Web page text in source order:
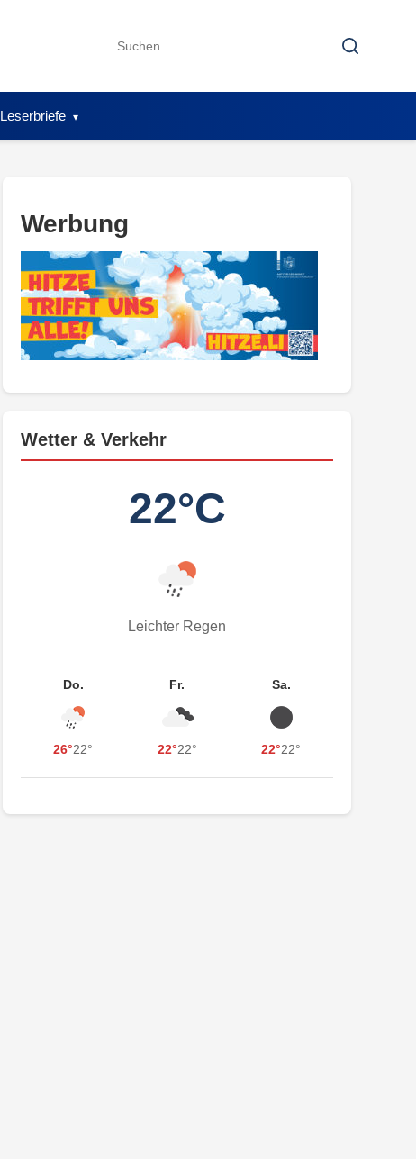
Search
Search
Leserbriefe
Werbung
Wetter & Verkehr
22°C
Leichter Regen
Do.
26°22°
Fr.
22°22°
Sa.
22°22°